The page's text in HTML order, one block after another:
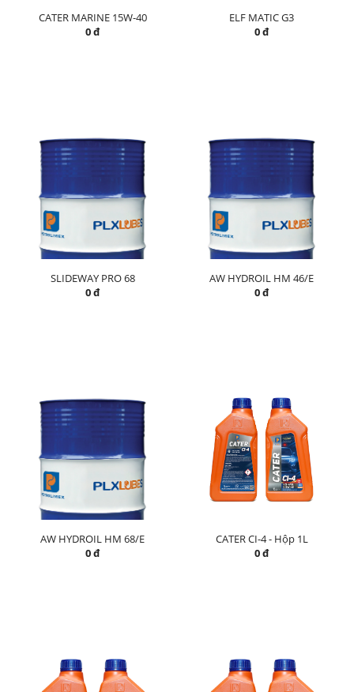
CATER MARINE 15W-40
0 đ
ELF MATIC G3
0 đ
SLIDEWAY PRO 68
0 đ
AW HYDROIL HM 46/E
0 đ
AW HYDROIL HM 68/E
0 đ
CATER CI-4 - Hộp 1L
0 đ